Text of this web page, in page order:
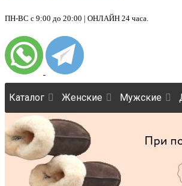
ПН-ВС с 9:00 до 20:00 | ОНЛАЙН 24 часа.
Каталог Женские Мужские